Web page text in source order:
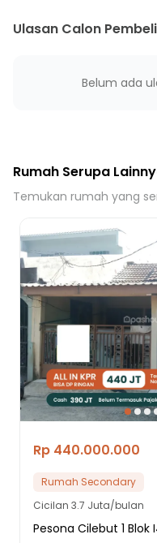
Ulasan Calon Pembeli
Belum ada
Rumah Serupa
Temukan rumah yang
Rp 440.000.000
Rumah Secondary
Cicilan 3.7 Juta/bulan
Pesona Cilebut 1 Blok